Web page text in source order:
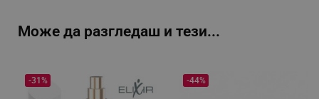
Може да разгледаш и тези...
-31% -44%